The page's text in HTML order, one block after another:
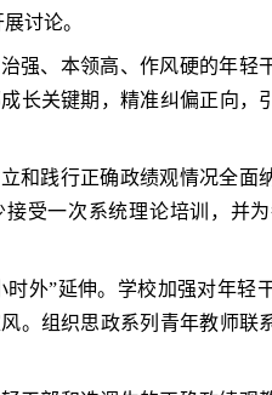
讨论。
强、本领高、作风硬的年轻
长关键期，精准纠偏正向，
和践行正确政绩观情况全面
受一次系统理论培训，并
时外”延伸。学校加强对年
。组织思政系列青年教师联